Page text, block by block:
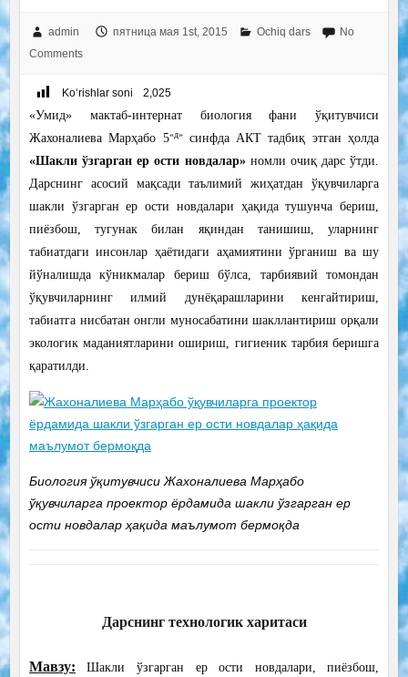
admin пятница мая 1st, 2015 Ochiq dars
No
Comments
Ko‘rishlar soni 2,025
«Умид» мактаб-интернат биология фани ўқитувчиси
Жахоналиева Марҳабо 5«д»синфда АКТ тадбиқ этган ҳолда
«Шакли ўзгарган ер ости новдалар» номли очиқ дарс ўтди.
Дарснинг асосий мақсади таълимий жиҳатдан ўқувчиларга
шакли ўзгарган ер ости новдалари ҳақида тушунча бериш,
пиёзбош, тугунак билан яқиндан танишиш, уларнинг
табиатдаги инсонлар ҳаётидаги аҳамиятини ўрганиш ва шу
йўналишда кўникмалар бериш бўлса, тарбиявий томондан
ўқувчиларнинг илмий дунёқарашларини кенгайтириш,
табиатга нисбатан онгли муносабатини шакллантириш орқали
экологик маданиятларини ошириш, гигиеник тарбия беришга
қаратилди.
Биология ўқитувчиси Жахоналиева Марҳабо
ўқувчиларга проектор ёрдамида шакли ўзгарган ер
ости новдалар ҳақида маълумот бермоқда
Дарснинг технологик харитаси
Мавзу:
Шакли ўзгарган ер ости новдалари, пиёзбош,